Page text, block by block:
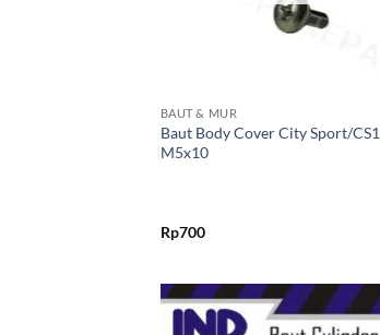
BAUT & MUR
Baut Body Cover City Sport/CS1
M5x10
Rp700